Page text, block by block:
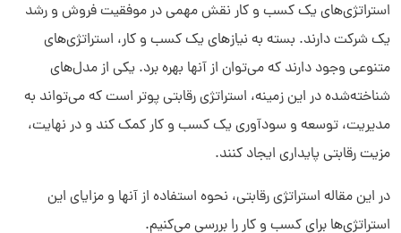
مروری بر استراتژی‌های رقابتی پورتر
انواع استراتژی‌ رقابتی
نحوه استفاده از استراتژی‌ رقابتی پورتر
انتخاب استراتژی رقابتی مناسب
استراتژی‌های یک کسب و کار نقش مهمی در موفقیت فروش و رشد
یک شرکت دارند. بسته به نیازهای یک کسب و کار، استراتژی‌های
متنوعی وجود دارند که می‌توان از آنها بهره برد. یکی از مدل‌های
شناخته‌شده در این زمینه، استراتژی رقابتی پوتر است که می‌تواند به
مدیریت، توسعه و سودآوری یک کسب و کار کمک کند و در نهایت،
مزیت رقابتی پایداری ایجاد کنند.
در این مقاله استراتژی رقابتی، نحوه استفاده از آنها و مزایای این
استراتژی‌ها برای کسب و کار را بررسی می‌کنیم.